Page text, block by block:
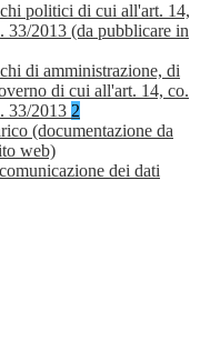
politici di cui all'art. 14,
33/2013 (da pubblicare in
di amministrazione, di
di cui all'art. 14, co.
33/2013 2
(documentazione da
web)
dei dati